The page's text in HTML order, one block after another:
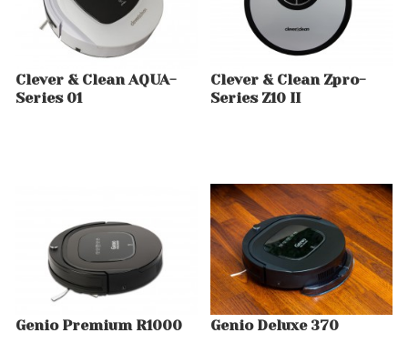
Clever & Clean AQUA-
Series 01
Clever & Clean Zpro-
Series Z10 II
Genio Premium R1000 Genio Deluxe 370